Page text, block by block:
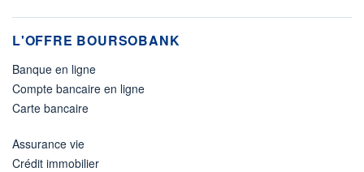
L'OFFRE BOURSOBANK
Banque en ligne
Compte bancaire en ligne
Carte bancaire
Assurance vie
Crédit immobilier